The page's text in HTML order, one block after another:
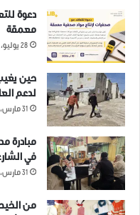
دعوة
معمقة
28 يوليو، 2026
حين
لدعم
31 مارس، 2026
مبادرة
في
31 مارس، 2026
من